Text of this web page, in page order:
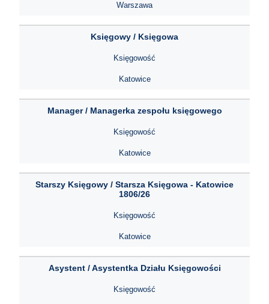
Warszawa
Księgowy / Księgowa
Księgowość
Katowice
Manager / Managerka zespołu księgowego
Księgowość
Katowice
Starszy Księgowy / Starsza Księgowa - Katowice
1806/26
Księgowość
Katowice
Asystent / Asystentka Działu Księgowości
Księgowość